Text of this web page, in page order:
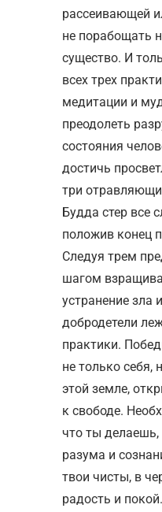
рассеивающей
не порабощать
существо. И
всех трех
медитации и
преодолеть
состояния
достичь
три
Будда стер все
положив конец
Следуя трем
шагом
устранение зла
добродетели
практики.
не только себя,
этой земле,
к свободе.
что ты делаешь,
разума и
твои чисты, в
радость и